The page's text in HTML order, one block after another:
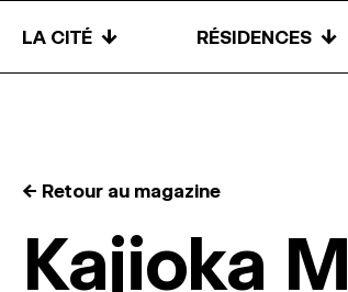
LA CITÉ ↓ RÉSIDENCES ↓
← Retour au magazine
Kajioka